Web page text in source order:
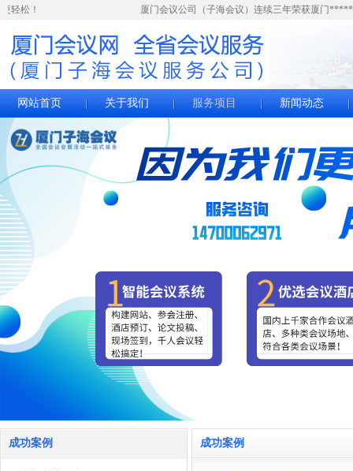
松！ 厦门会议公司（子海会议）连续三年荣获厦门
网站首页 关于我们 服务项目 新闻动态
成功案例 成功案例